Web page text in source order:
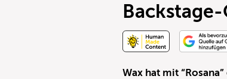
Wax hat mit